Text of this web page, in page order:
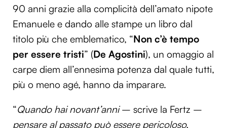
90 anni grazie alla complicità dell’amato nipote
Emanuele e dando alle stampe un libro dal
titolo più che emblematico, “Non c’è tempo
per essere tristi” (De Agostini), un omaggio al
carpe diem all’ennesima potenza dal quale tutti,
più o meno agé, hanno da imparare.
“Quando hai novant’anni– scrive la Fertz –
pensare al passato può essere pericoloso,